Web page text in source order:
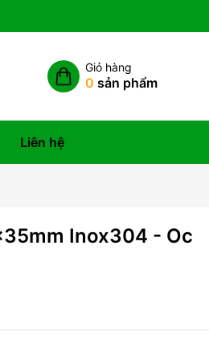
Giỏ hàng
0 sản phẩm
Liên hệ
Inox304 - Oc